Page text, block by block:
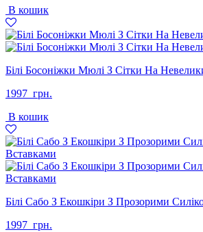
В кошик
Білі Босоніжки Мюлі З Сітки На
1997 грн.
В кошик
Білі Сабо З Екошкіри З Прозорими
1997 грн.